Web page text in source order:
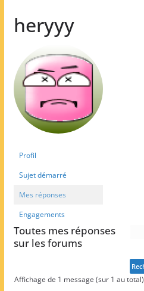
heryyy
Profil
Sujet démarré
Mes réponses
Engagements
Toutes mes réponses
sur les forums
Affichage de 1 message (sur 1 au total)